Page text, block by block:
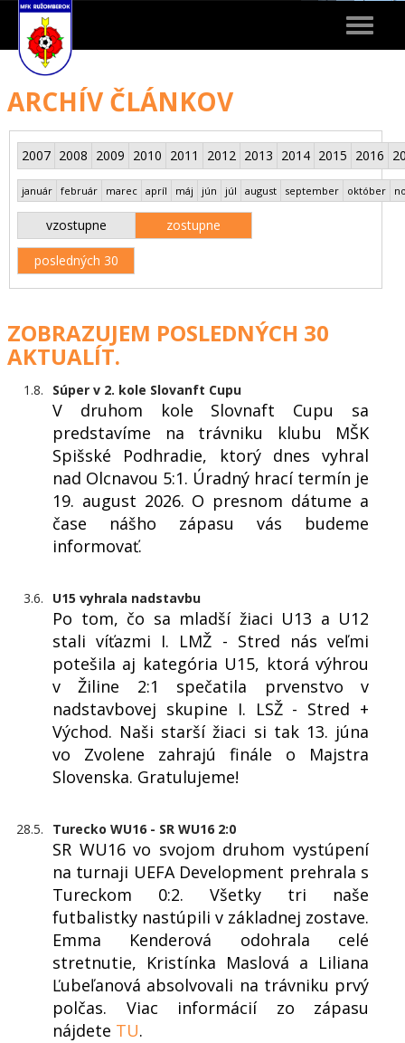
Toggle
ARCHÍV ČLÁNKOV
2007 2008 2009 2010 2011 2012 2013 2014 2015 2016
január február marec apríl máj jún júl august september október
vzostupne zostupne
posledných 30
ZOBRAZUJEM POSLEDNÝCH 30
AKTUALÍT.
1.8. Súper v 2. kole Slovanft Cupu
V druhom kole Slovnaft Cupu sa
predstavíme na trávniku klubu MŠK
Spišské Podhradie, ktorý dnes vyhral
nad Olcnavou 5:1. Úradný hrací termín je
19. august 2026. O presnom dátume a
čase nášho zápasu vás budeme
informovať.
3.6. U15 vyhrala nadstavbu
Po tom, čo sa mladší žiaci U13 a U12
stali víťazmi I. LMŽ - Stred nás veľmi
potešila aj kategória U15, ktorá výhrou
v Žiline 2:1 spečatila prvenstvo v
nadstavbovej skupine I. LSŽ - Stred +
Východ. Naši starší žiaci si tak 13. júna
vo Zvolene zahrajú finále o Majstra
Slovenska. Gratulujeme!
28.5. Turecko WU16 - SR WU16 2:0
SR WU16 vo svojom druhom vystúpení
na turnaji UEFA Development prehrala s
Tureckom 0:2. Všetky tri naše
futbalistky nastúpili v základnej zostave.
Emma Kenderová odohrala celé
stretnutie, Kristínka Maslová a Liliana
Ľubeľanová absolvovali na trávniku prvý
polčas. Viac informácií zo zápasu
nájdete TU.